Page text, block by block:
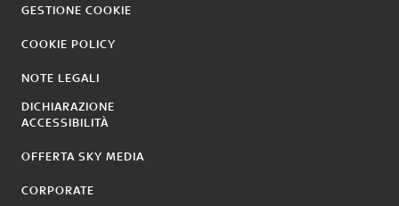
GESTIONE COOKIE
COOKIE POLICY
NOTE LEGALI
DICHIARAZIONE
ACCESSIBILITÀ
OFFERTA SKY MEDIA
CORPORATE